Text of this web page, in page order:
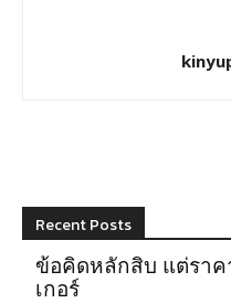
Recent Posts
ข้อคิดหลักสิบ แต่ราค
เกอร์